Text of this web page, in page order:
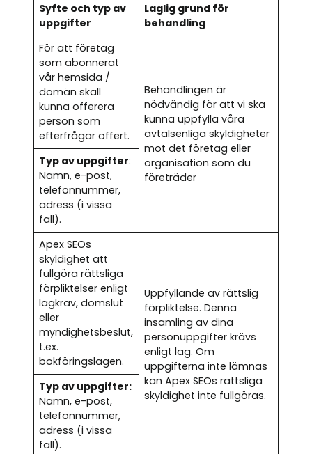
Syfte och typ av
uppgifter
Laglig grund för
behandling
För att företag
som abonnerat
vår hemsida /
domän skall
kunna offerera
person som
efterfrågar offert.
Behandlingen är
nödvändig för att vi ska
kunna uppfylla våra
avtalsenliga skyldigheter
mot det företag eller
organisation som du
företräder
Typ av uppgifter:
Namn, e-post,
telefonnummer,
adress (i vissa
fall).
Apex SEOs
skyldighet att
fullgöra rättsliga
förpliktelser enligt
lagkrav, domslut
eller
myndighetsbeslut,
t.ex.
bokföringslagen.
Uppfyllande av rättslig
förpliktelse. Denna
insamling av dina
personuppgifter krävs
enligt lag. Om
uppgifterna inte lämnas
kan Apex SEOs rättsliga
skyldighet inte fullgöras.
Typ av uppgifter:
Namn, e-post,
telefonnummer,
adress (i vissa
fall).